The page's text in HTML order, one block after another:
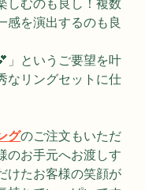
しむのも良し！複数
を演出するのも良
」というご要望を叶
リングセットに仕
グのご注文もいただ
のお手元へお渡しす